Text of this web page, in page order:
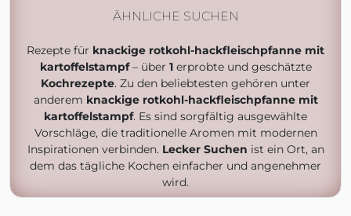
ÄHNLICHE SUCHEN
Rezepte für knackige rotkohl-hackfleischpfanne mit
kartoffelstampf– über 1erprobte und geschätzte
Kochrezepte. Zu den beliebtesten gehören unter
anderem knackige rotkohl-hackfleischpfanne mit
kartoffelstampf. Es sind sorgfältig ausgewählte
Vorschläge, die traditionelle Aromen mit modernen
Inspirationen verbinden. Lecker Suchen ist ein Ort, an
dem das tägliche Kochen einfacher und angenehmer
wird.